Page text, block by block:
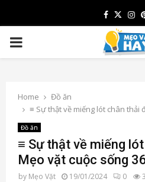
Facebook
PRIMARY
Home
Đồ ăn
≡ Sự thật về miếng lót chân thải
Đồ ăn
≡ Sự thật về miếng lót
Mẹo vặt cuộc sống
by Mẹo Vặt 19/01/2024 0